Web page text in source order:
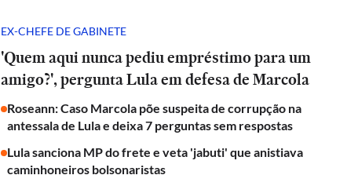
EX-CHEFE DE GABINETE
'Quem aqui nunca pediu empréstimo para um
amigo?', pergunta Lula em defesa de Marcola
Roseann: Caso Marcola põe suspeita de corrupção na
antessala de Lula e deixa 7 perguntas sem respostas
Lula sanciona MP do frete e veta 'jabuti' que anistiava
caminhoneiros bolsonaristas